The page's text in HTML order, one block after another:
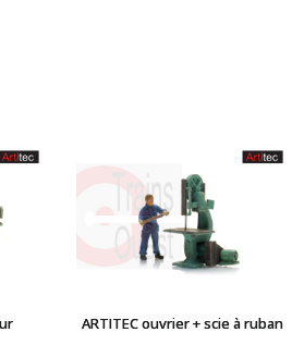
ARTITEC ouvrier + scie à ruban